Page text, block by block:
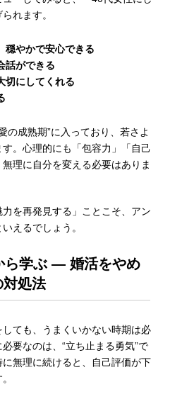
れます。
穏やかで安心できる
話ができる
切にしてくれる
の成熟期”に入っており、若さよ
。心理的にも「包容力」「自己
理に自分を変える必要はありま
を再発見する」ことこそ、アン
えるでしょう。
ら学ぶ ― 婚活をやめ
対処法
ても、うまくいかない時期は必
要なのは、“立ち止まる勇気”で
無理に続けると、自己評価が下